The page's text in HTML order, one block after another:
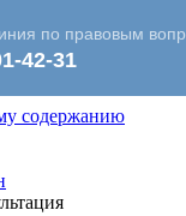
содержанию